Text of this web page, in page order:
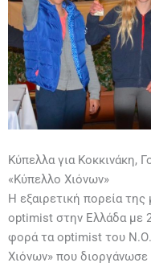
Κύπελλα για Κοκκινάκη,
«Κύπελλο Χιόνων»
Η εξαιρετική πορεία
optimist στην Ελλάδα με
φορά τα optimist του
Χιόνων» που